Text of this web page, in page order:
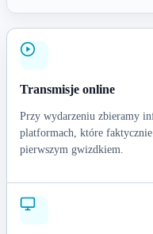
Transmisje online
Przy wydarzeniu zbieramy
platformach, które
pierwszym gwizdkiem.